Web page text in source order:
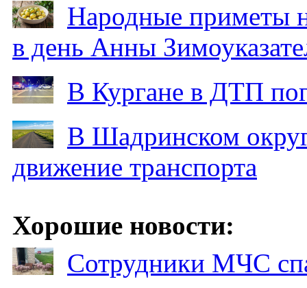
Народные приметы
в день Анны
В Кургане в ДТП
В Шадринском
движение транспорта
Хорошие новости:
Сотрудники МЧС